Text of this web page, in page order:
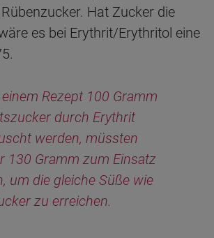
Hat Zucker die
es bei Erythrit/Erythritol eine
Rezept 100 Gramm
durch Erythrit
werden, müssten
130 Gramm zum Einsatz
um die gleiche Süße wie
zu erreichen.